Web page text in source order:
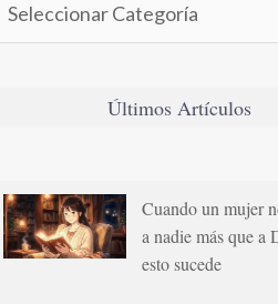
Últimos Artículos
Cuando un mujer
a nadie más que
esto sucede